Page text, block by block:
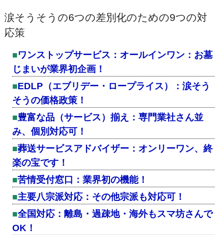
涙そうそうの6つの差別化のための9つの対
応策
ワンストップサービス：オールインワン：お墓
じまいが業界初企画！
EDLP（エブリデー・ロープライス）：涙そう
そうの価格政策！
豊富な品（サービス）揃え：専門業社さん並
み、個別対応可！
葬送サービスアドバイザー：オンリーワン、終
楽の宝です！
苦情受付窓口：業界初の機能！
主要八宗派対応：その他宗派も対応可！
全国対応：離島・過疎地・海外もスマ坊さんで
OK！